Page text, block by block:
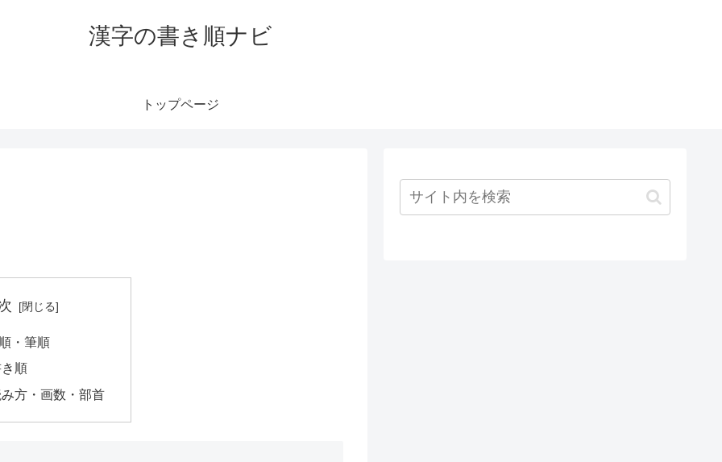
漢字の書き順ナビ
トップページ
・筆順
順
方・画数・部首